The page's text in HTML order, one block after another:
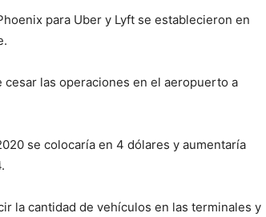
para Uber y Lyft se establecieron en
las operaciones en el aeropuerto a
se colocaría en 4 dólares y aumentaría
la cantidad de vehículos en las terminales y